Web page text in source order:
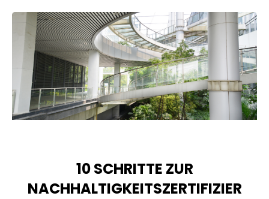
10 SCHRITTE ZUR
NACHHALTIGKEITSZERTIFIZIER